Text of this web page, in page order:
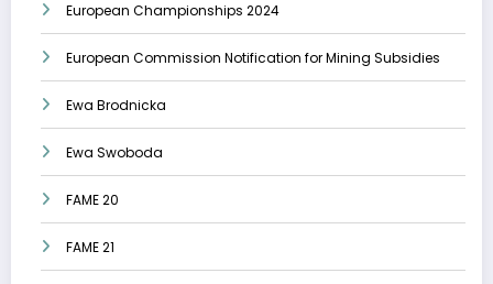
European Championships 2024
European Commission Notification for Mining Subsidies
Ewa Brodnicka
Ewa Swoboda
FAME 20
FAME 21